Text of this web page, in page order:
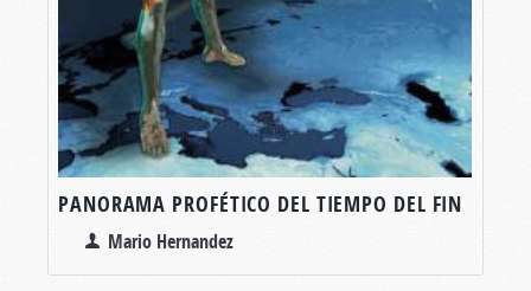
PANORAMA PROFÉTICO DEL TIEMPO DEL FIN
Mario Hernandez